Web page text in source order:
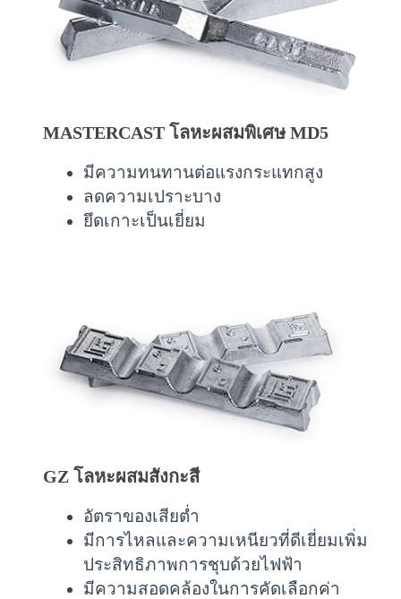
MASTERCAST โลหะผสมพิเศษ MD5
มีความทนทานต่อแรงกระแทกสูง
ลดความเปราะบาง
ยึดเกาะเป็นเยี่ยม
GZ โลหะผสมสังกะสี
อัตราของเสียต่ำ
มีการไหลและความเหนียวที่ดีเยี่ยมเพิ่ม
ประสิทธิภาพการชุบด้วยไฟฟ้า
มีความสอดคล้องในการคัดเลือกค่า